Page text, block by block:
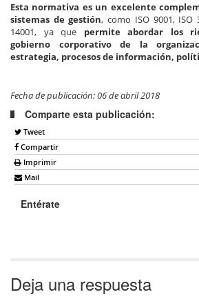
Esta normativa es un excelente
sistemas de gestión, como ISO 9001, ISO
14001, ya que permite abordar los
gobierno corporativo de la
estrategia, procesos de información,
Fecha de publicación: 06 de abril 2018
Comparte esta publicación:
Tweet
Compartir
Imprimir
Mail
Entérate
Deja una respuesta